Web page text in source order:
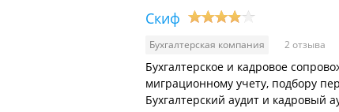
Скиф
Бухгалтерская компания 2 отзыва
Бухгалтерское и кадровое
миграционному учету, подбору
Бухгалтерский аудит и кадровый